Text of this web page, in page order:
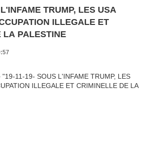
TRUMP, LES USA
ILLEGALE ET
LA PALESTINE